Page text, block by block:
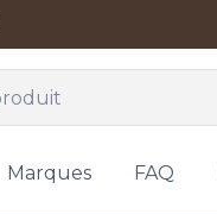
Marques FAQ